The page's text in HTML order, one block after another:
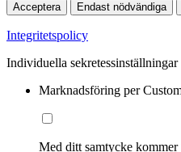
Acceptera Endast nödvändiga
Integritetspolicy
Individuella sekretessinställningar
Marknadsföring per
Med ditt samtycke